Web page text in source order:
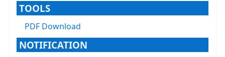
TOOLS
PDF Download
NOTIFICATION